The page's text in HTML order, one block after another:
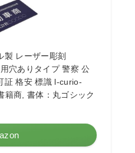
製 レーザー彫刻
穴ありタイプ 警察 公
証 格安 標識 l-curio-
籍商, 書体：丸ゴシック